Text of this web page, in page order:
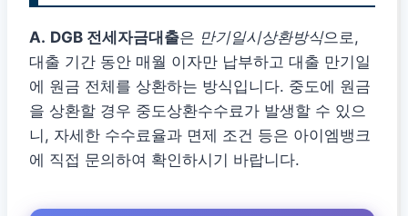
A. DGB 전세자금대출은 만기일시상환방식으로,
대출 기간 동안 매월 이자만 납부하고 대출 만기일
에 원금 전체를 상환하는 방식입니다. 중도에 원금
을 상환할 경우 중도상환수수료가 발생할 수 있으
니, 자세한 수수료율과 면제 조건 등은 아이엠뱅크
에 직접 문의하여 확인하시기 바랍니다.